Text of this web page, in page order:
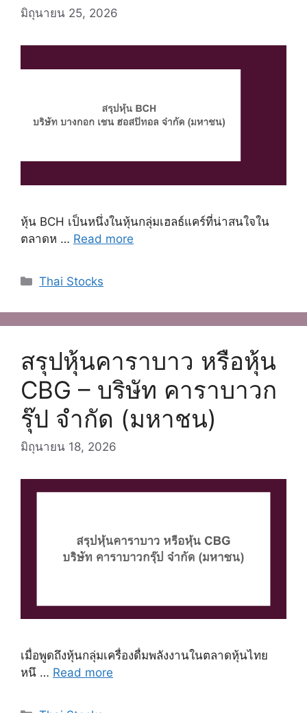
มิถุนายน 25, 2026
หุ้น BCH เป็นหนึ่งในหุ้นกลุ่มเฮลธ์แคร์ที่น่าสนใจใน
ตลาดห … Read more
Categories
Thai Stocks
สรุปหุ้นคาราบาว หรือหุ้น
CBG – บริษัท คาราบาวก
รุ๊ป จำกัด (มหาชน)
มิถุนายน 18, 2026
เมื่อพูดถึงหุ้นกลุ่มเครื่องดื่มพลังงานในตลาดหุ้นไทย
หนึ … Read more